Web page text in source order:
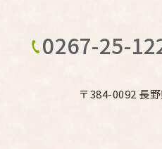
0267-25-
〒384-0092 長